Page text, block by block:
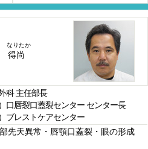
なりたか
得尚
科 主任部長
）口唇裂口蓋裂センター センター長
）ブレストケアセンター
先天異常・唇顎口蓋裂・眼の形成